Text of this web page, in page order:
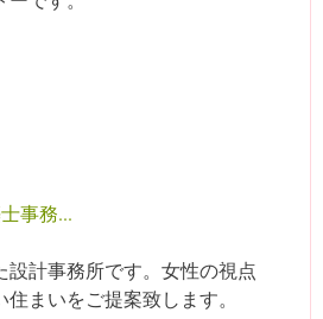
事務...
設計事務所です。女性の視点
まいをご提案致します。